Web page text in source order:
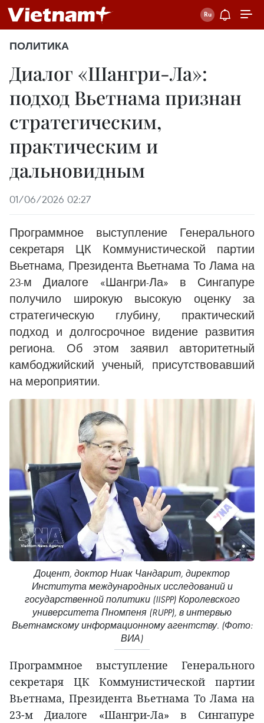
ПОЛИТИКА
Диалог «Шангри-Ла»:
подход Вьетнама признан
стратегическим,
практическим и
дальновидным
01/06/2026 02:27
Программное выступление Генерального
секретаря ЦК Коммунистической партии
Вьетнама, Президента Вьетнама То Лама на
23-м Диалоге «Шангри-Ла» в Сингапуре
получило широкую высокую оценку за
стратегическую глубину, практический
подход и долгосрочное видение развития
региона. Об этом заявил авторитетный
камбоджийский ученый, присутствовавший
на мероприятии.
Доцент, доктор Ниак Чандарит, директор
Института международных исследований и
государственной политики (IISPP) Королевского
университета Пномпеня (RUPP), в интервью
Вьетнамскому информационному агентству. (Фото:
ВИА)
Программное выступление Генерального
секретаря ЦК Коммунистической партии
Вьетнама, Президента Вьетнама То Лама на
23-м Диалоге «Шангри-Ла» в Сингапуре